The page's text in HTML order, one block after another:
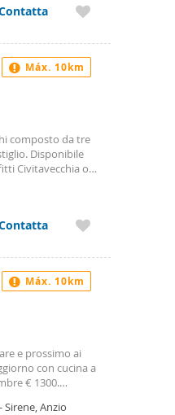
composto da tre
Disponibile
Civitavecchia o
Máx. 10km
e prossimo ai
con cucina a
€ 1300.
Anzio
Máx. 10km